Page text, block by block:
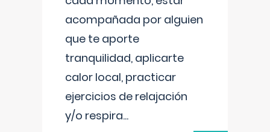
acompañada por alguien
que te aporte
tranquilidad, aplicarte
calor local, practicar
ejercicios de relajación
y/o respira...